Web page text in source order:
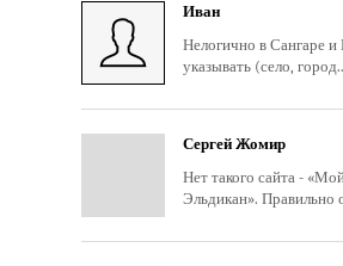
Иван
Нелогично в Сангаре
указывать (село,
Сергей Жомир
Нет такого сайта -
Эльдикан». Правильно